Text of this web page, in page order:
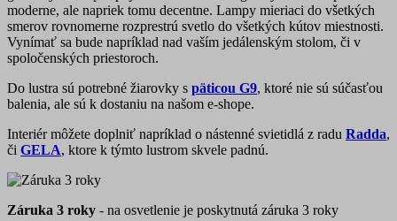
moderne, ale napriek tomu decentne. Lampy mieriaci do všetkých
smerov rovnomerne rozprestrú svetlo do všetkých kútov miestnosti.
Vynímať sa bude napríklad nad vaším jedálenským stolom, či v
spoločenských priestoroch.
Do lustra sú potrebné žiarovky s päticou G9, ktoré nie sú súčasťou
balenia, ale sú k dostaniu na našom e-shope.
Interiér môžete doplniť napríklad o nástenné svietidlá z radu Radda,
či GELA, ktore k týmto lustrom skvele padnú.
Záruka 3 roky - na osvetlenie je poskytnutá záruka 3 roky